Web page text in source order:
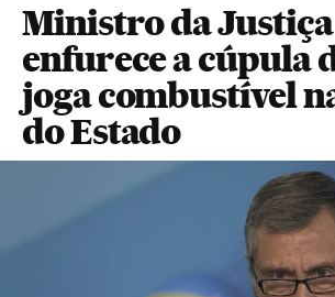
Ministro da Justiça
enfurece a cúpula
joga combustível
do Estado